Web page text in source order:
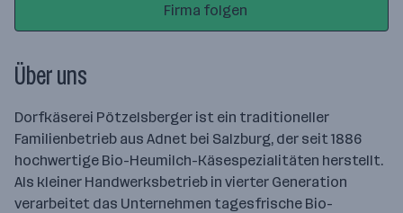
Firma folgen
Über uns
Dorfkäserei Pötzelsberger ist ein traditioneller
Familienbetrieb aus Adnet bei Salzburg, der seit 1886
hochwertige Bio-Heumilch-Käsespezialitäten herstellt.
Als kleiner Handwerksbetrieb in vierter Generation
verarbeitet das Unternehmen tagesfrische Bio-